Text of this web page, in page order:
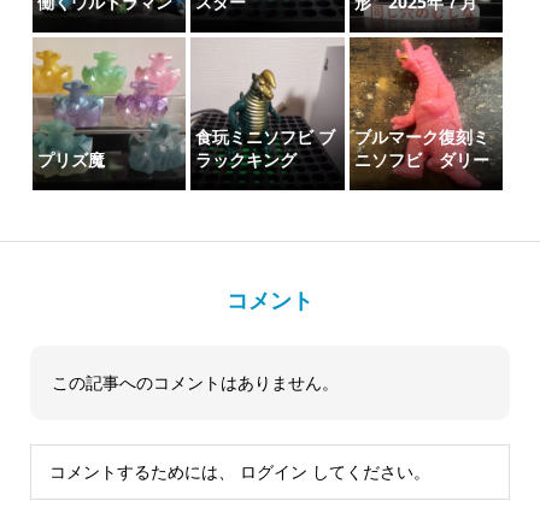
プリズ魔
食玩ミニソフビ ブ
ラックキング
ブルマーク復刻ミ
ニソフビ ダリー
コメント
この記事へのコメントはありません。
コメントするためには、 ログイン してください。